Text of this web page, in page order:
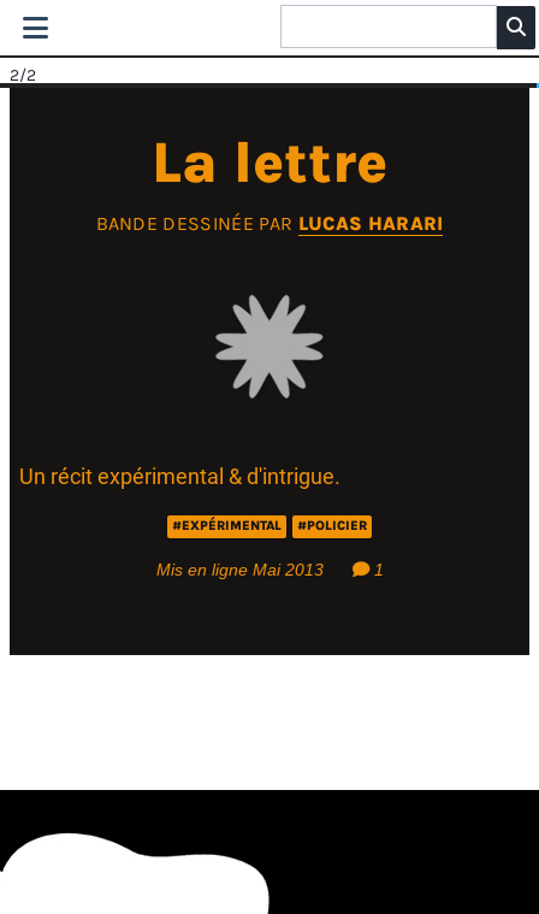
2/2
La lettre
BANDE DESSINÉE PAR LUCAS HARARI
Un récit expérimental & d'intrigue.
#EXPÉRIMENTAL #POLICIER
Mis en ligne Mai 2013 1